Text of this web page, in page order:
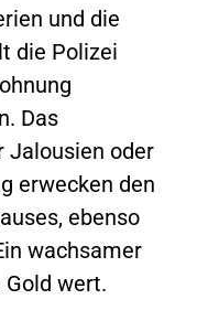
und die
die Polizei
Das
Jalousien oder
erwecken den
ebenso
wachsamer
wert.